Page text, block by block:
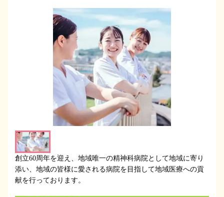
創立60周年を迎え、地域唯一の精神科病院として地域に寄り
添い、地域の皆様に愛される病院を目指して地域医療への貢
献を行っております。